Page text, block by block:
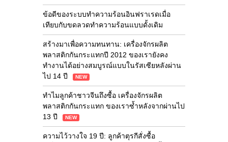
ข้อดีของระบบทำความร้อนอินฟราเรดเมื่อ
เทียบกับขดลวดทำความร้อนแบบดั้งเดิม
สร้างมาเพื่อความทนทาน: เครื่องจักรผลิต
พลาสติกกันกระแทกปี 2012 ของเรายังคง
ทำงานได้อย่างสมบูรณ์แบบในรัสเซียหลังผ่าน
ไป 14 ปี
NEW
ทำไมลูกค้าชาวจีนถึงซื้อ เครื่องจักรผลิต
พลาสติกกันกระแทก ของเราซ้ำหลังจากผ่านไป
13 ปี
NEW
ความไว้วางใจ 19 ปี: ลูกค้าตุรกีสั่งซื้อ